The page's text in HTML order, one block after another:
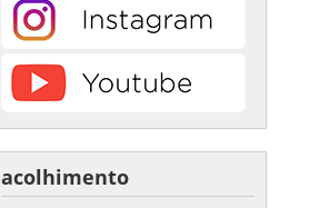
acolhimento